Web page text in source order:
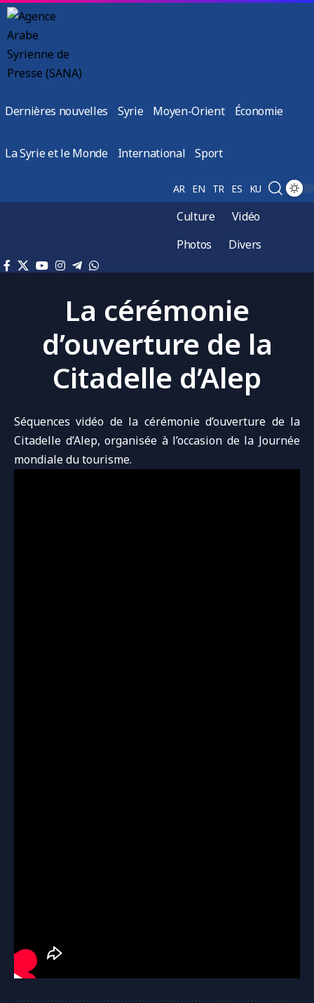
Dernières nouvelles Syrie Moyen-Orient Économie
La Syrie et le Monde International Sport
AR EN TR ES KU
Culture
Vidéo
Photos
Divers
La cérémonie
d’ouverture de la
Citadelle d’Alep
Séquences vidéo de la cérémonie d’ouverture de la
Citadelle d’Alep, organisée à l’occasion de la Journée
mondiale du tourisme.